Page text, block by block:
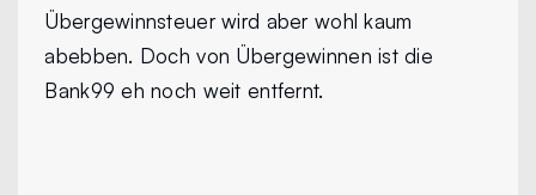
Übergewinnsteuer wird aber wohl kaum
abebben. Doch von Übergewinnen ist die
Bank99 eh noch weit entfernt.